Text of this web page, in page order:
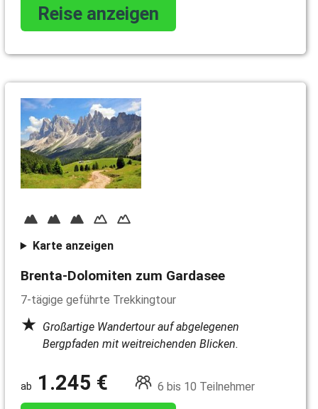
Reise anzeigen
Karte anzeigen
Brenta-Dolomiten zum Gardasee
7-tägige geführte Trekkingtour
Großartige Wandertour auf abgelegenen
Bergpfaden mit weitreichenden Blicken.
1.245 € 6 bis 10 Teilnehmer